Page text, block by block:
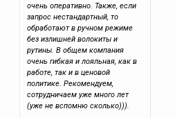
очень оперативно. Также, если
запрос нестандартный, то
обработают в ручном режиме
без излишней волокиты и
рутины. В общем компания
очень гибкая и лояльная, как в
работе, так и в ценовой
политике. Рекомендуем,
сотрудничаем уже много лет
(уже не вспомню сколько))).